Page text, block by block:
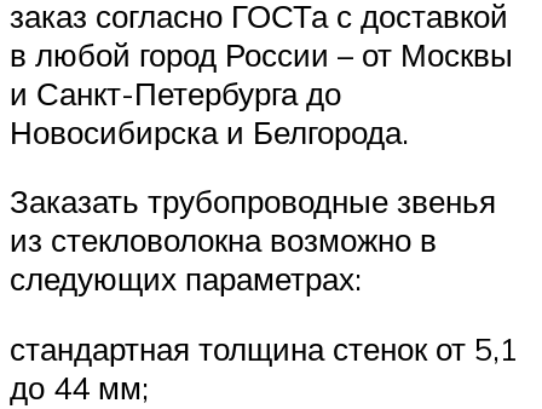
заказ согласно ГОСТа с доставкой
в любой город России – от Москвы
и Санкт-Петербурга до
Новосибирска и Белгорода.
Заказать трубопроводные звенья
из стекловолокна возможно в
следующих параметрах:
стандартная толщина стенок от 5,1
до 44 мм;